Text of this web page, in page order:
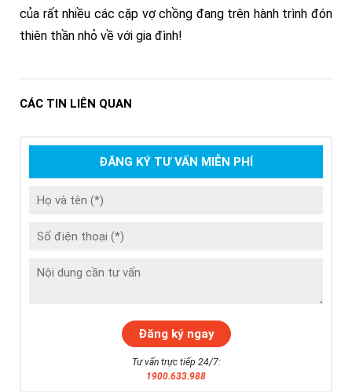
của rất nhiều các cặp vợ chồng đang trên hành trình đón
thiên thần nhỏ về với gia đình!
CÁC TIN LIÊN QUAN
ĐĂNG KÝ TƯ VẤN MIỄN PHÍ
Tư vấn trực tiếp 24/7:
1900.633.988